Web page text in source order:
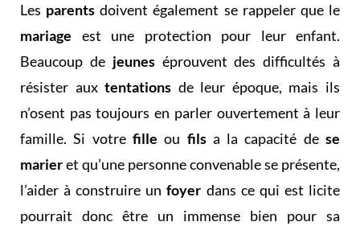
Les parentsdoivent également se rappeler que le
mariage est une protection pour leur enfant.
Beaucoup dejeuneséprouvent des difficultés à
résister auxtentations de leur époque, mais ils
n’osent pas toujours en parler ouvertement à leur
famille. Si votrefilleou fils a la capacité dese
marieret qu’une personne convenable se présente,
l’aider à construire un foyer dans ce qui est licite
pourrait donc être un immense bien pour sa